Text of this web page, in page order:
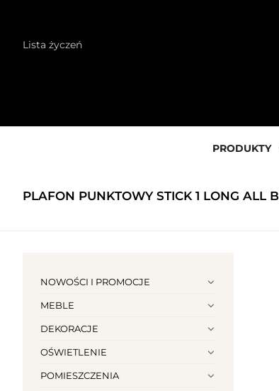
Lista życzeń
PRODUKTY
PLAFON PUNKTOWY STICK 1 LONG ALL
NOWOŚCI I PROMOCJE
MEBLE
DEKORACJE
OŚWIETLENIE
POMIESZCZENIA